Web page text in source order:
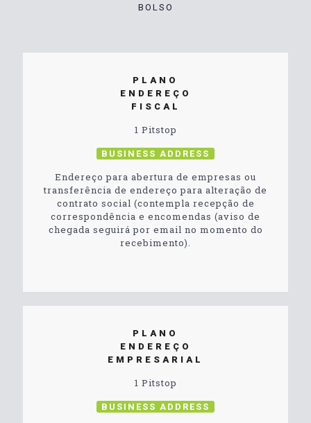
BOLSO
PLANO
ENDEREÇO
FISCAL
1 Pitstop
BUSINESS ADDRESS
Endereço para abertura de empresas ou
transferência de endereço para alteração de
contrato social (contempla recepção de
correspondência e encomendas (aviso de
chegada seguirá por email no momento do
recebimento).
PLANO
ENDEREÇO
EMPRESARIAL
1 Pitstop
BUSINESS ADDRESS